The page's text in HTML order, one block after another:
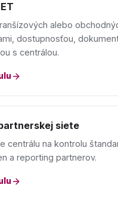
alebo
dostupnosťou,
s centrálou.
siete
centrálu na kontrolu
a reporting partnerov.